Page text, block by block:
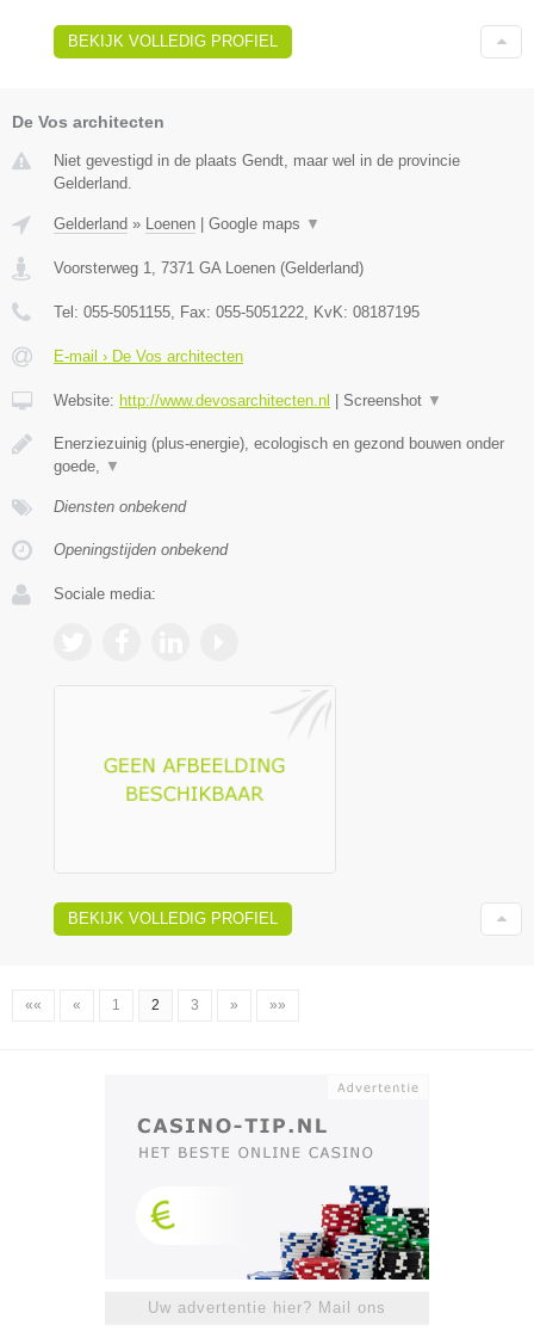
BEKIJK VOLLEDIG PROFIEL
De Vos architecten
Niet gevestigd in de plaats Gendt, maar wel in de provincie
Gelderland.
Gelderland » Loenen | Google maps ▼
Voorsterweg 1 7371 GA Loenen (Gelderland)
Tel: 055-5051155 , Fax: 055-5051222 , KvK: 08187195
E-mail › De Vos architecten
Website: http://www.devosarchitecten.nl | Screenshot ▼
Enerziezuinig (plus-energie), ecologisch en gezond bouwen onder
goede,
▼
Diensten onbekend
Openingstijden onbekend
Sociale media:
BEKIJK VOLLEDIG PROFIEL
«« « 1 2 3 » »»
Uw advertentie hier? Mail ons